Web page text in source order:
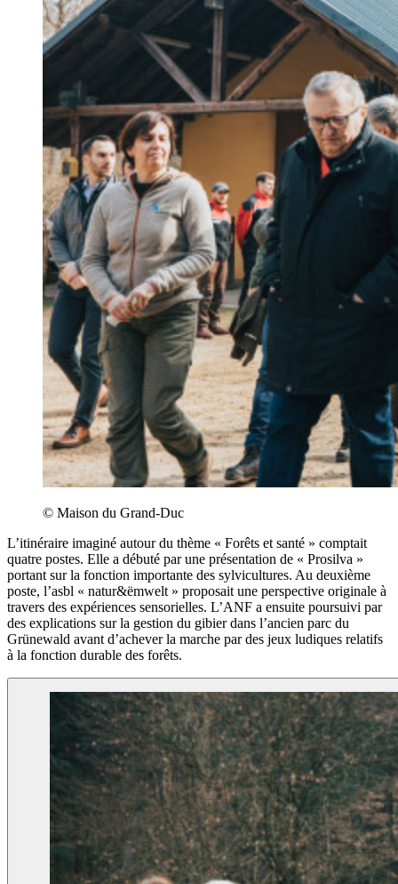
© Maison du Grand-Duc
L’itinéraire imaginé autour du thème « Forêts et santé » comptait
quatre postes. Elle a débuté par une présentation de « Prosilva »
portant sur la fonction importante des sylvicultures. Au deuxième
poste, l’asbl « natur&ëmwelt » proposait une perspective originale à
travers des expériences sensorielles. L’ANF a ensuite poursuivi par
des explications sur la gestion du gibier dans l’ancien parc du
Grünewald avant d’achever la marche par des jeux ludiques relatifs
à la fonction durable des forêts.